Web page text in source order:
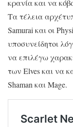
κρανία και να
Τα τέλεια
Samurai και οι
υποσυνείδητοι
να επιλέγω
των Elves και να
Shaman και Mage.